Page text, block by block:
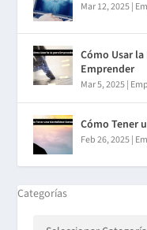
Mar 12, 2025|
Cómo Usar
Emprender
Mar 5, 2025|
Cómo Tener
Feb 26, 2025|
Categorías